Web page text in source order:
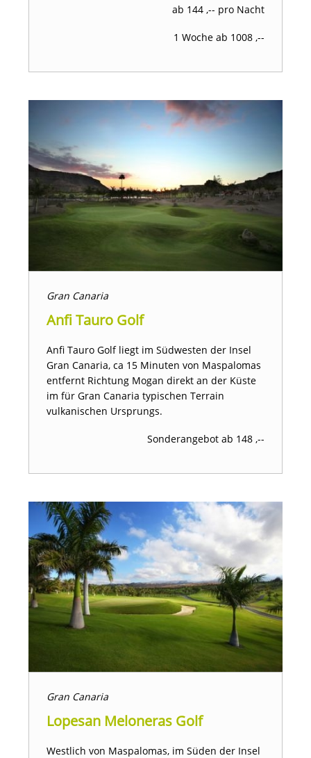
ab 144 ,-- pro Nacht
1 Woche ab 1008 ,--
Gran Canaria
Anfi Tauro Golf
Anfi Tauro Golf liegt im Südwesten der Insel
Gran Canaria, ca 15 Minuten von Maspalomas
entfernt Richtung Mogan direkt an der Küste
im für Gran Canaria typischen Terrain
vulkanischen Ursprungs.
Sonderangebot ab 148 ,--
Gran Canaria
Lopesan Meloneras Golf
Westlich von Maspalomas, im Süden der Insel